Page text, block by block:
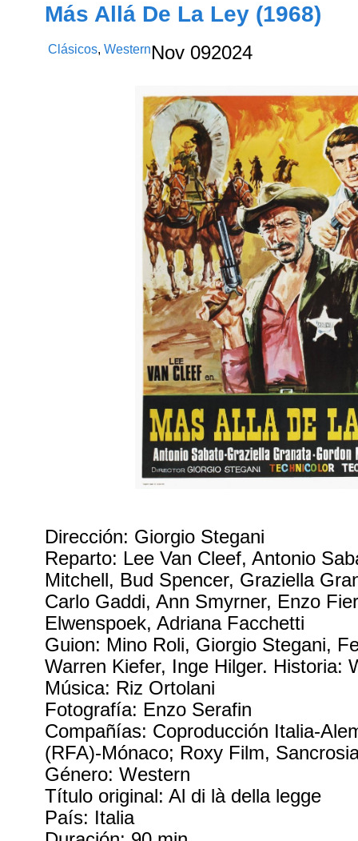
Más Allá De La Ley (1968)
Clásicos,Western Nov 092024
Dirección: Giorgio Stegani
Reparto: Lee Van Cleef, Antonio
Mitchell, Bud Spencer, Graziella
Carlo Gaddi, Ann Smyrner, Enzo
Elwenspoek, Adriana Facchetti
Guion: Mino Roli, Giorgio Stegani,
Warren Kiefer, Inge Hilger. Historia:
Música: Riz Ortolani
Fotografía: Enzo Serafin
Compañías: Coproducción Italia-
(RFA)-Mónaco; Roxy Film,
Género: Western
Título original: Al di là della legge
País: Italia